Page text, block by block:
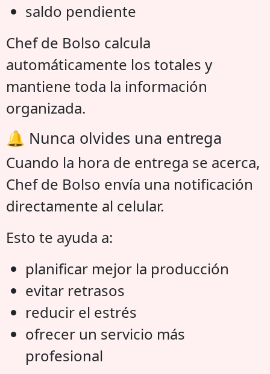
saldo pendiente
Chef de Bolso calcula
automáticamente los totales y
mantiene toda la información
organizada.
🔔 Nunca olvides una entrega
Cuando la hora de entrega se acerca,
Chef de Bolso envía una notificación
directamente al celular.
Esto te ayuda a:
planificar mejor la producción
evitar retrasos
reducir el estrés
ofrecer un servicio más
profesional